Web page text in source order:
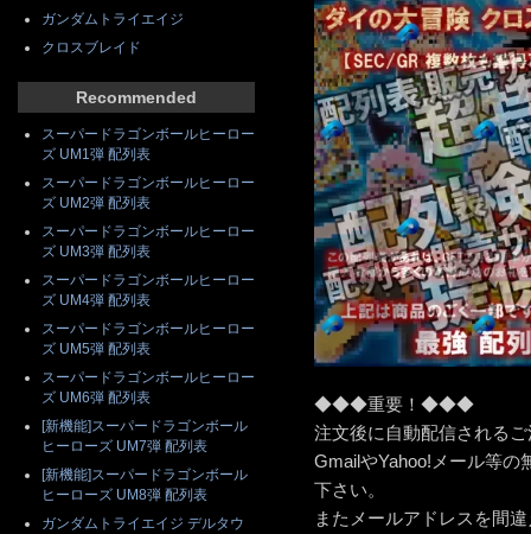
◆◆◆重要！◆◆◆
注文後に自動配信される
GmailやYahoo!メール等の
下さい。
またメールアドレスを間
ガンダムトライエイジ
クロスブレイド
Recommended
スーパードラゴンボールヒーロー
ズ UM1弾 配列表
スーパードラゴンボールヒーロー
ズ UM2弾 配列表
スーパードラゴンボールヒーロー
ズ UM3弾 配列表
スーパードラゴンボールヒーロー
ズ UM4弾 配列表
スーパードラゴンボールヒーロー
ズ UM5弾 配列表
スーパードラゴンボールヒーロー
ズ UM6弾 配列表
[新機能]スーパードラゴンボール
ヒーローズ UM7弾 配列表
[新機能]スーパードラゴンボール
ヒーローズ UM8弾 配列表
ガンダムトライエイジ デルタウ